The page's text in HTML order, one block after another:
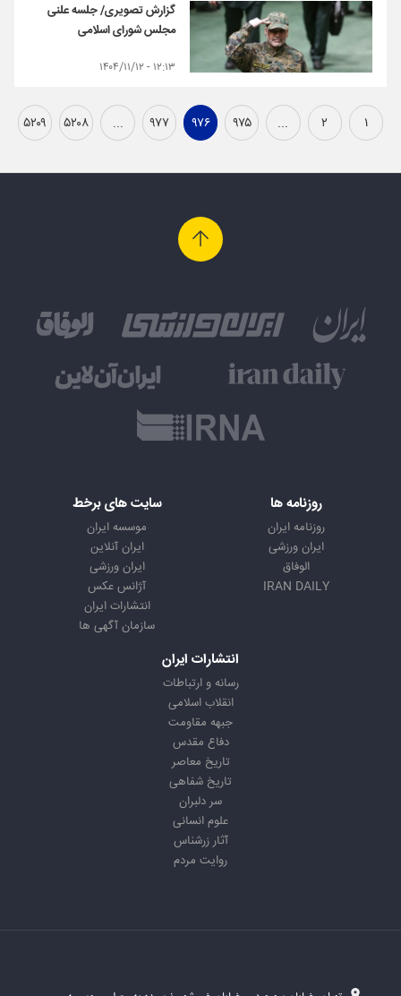
گزارش تصویری/ جلسه علنی
مجلس شورای اسلامی
۱۲:۱۳ - ۱۴۰۴/۱۱/۱۲
۱ ۲ ... ۹۷۵ ۹۷۶ ۹۷۷ ... ۵۲۰۸ ۵۲۰۹
روزنامه ها
روزنامه ایران
ایران ورزشی
الوفاق
IRAN DAILY
سایت های برخط
موسسه ایران
ایران آنلاین
ایران ورزشی
آژانس عکس
انتشارات ایران
سازمان آگهی ها
انتشارات ایران
رسانه و ارتباطات
انقلاب اسلامی
جبهه مقاومت
دفاع مقدس
تاریخ معاصر
تاریخ شفاهی
سر دلبران
علوم انسانی
آثار زرشناس
روایت مردم